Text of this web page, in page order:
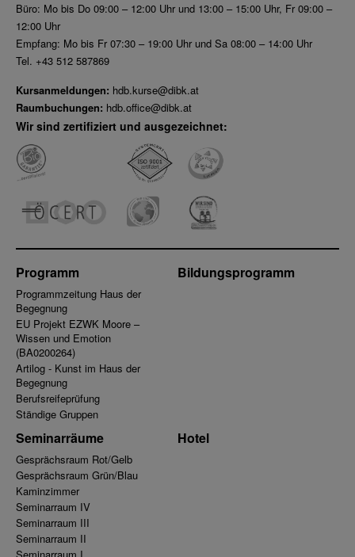
Büro: Mo bis Do 09:00 – 12:00 Uhr und 13:00 – 15:00 Uhr, Fr 09:00 –
12:00 Uhr
Empfang: Mo bis Fr 07:30 – 19:00 Uhr und Sa 08:00 – 14:00 Uhr
Tel. +43 512 587869
Kursanmeldungen: hdb.kurse@dibk.at
Raumbuchungen: hdb.office@dibk.at
Wir sind zertifiziert und ausgezeichnet:
Programm
Programmzeitung Haus der
Begegnung
EU Projekt EZWK Moore –
Wissen und Emotion
(BA0200264)
Artilog - Kunst im Haus der
Begegnung
Berufsreifeprüfung
Ständige Gruppen
Bildungsprogramm
Seminarräume
Gesprächsraum Rot/Gelb
Gesprächsraum Grün/Blau
Kaminzimmer
Seminarraum IV
Seminarraum III
Seminarraum II
Hotel